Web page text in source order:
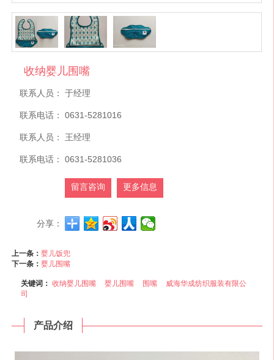
收纳婴儿围嘴
联系人员： 于经理
联系电话： 0631-5281016
联系人员： 王经理
联系电话： 0631-5281036
留言咨询 更多信息
分享：
上一条：婴儿饭兜
下一条：婴儿围嘴
关键词：收纳婴儿围嘴 婴儿围嘴 围嘴
威海华成纺织服装有限公
司
产品介绍